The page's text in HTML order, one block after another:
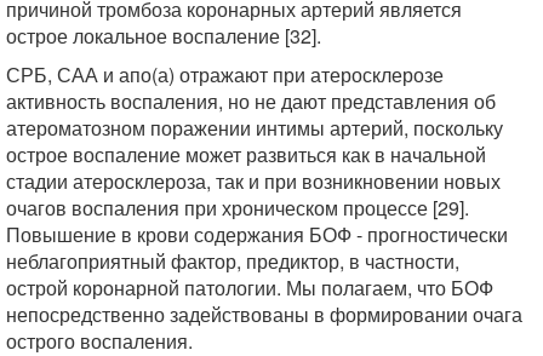
причиной тромбоза коронарных артерий является
острое локальное воспаление [32].
СРБ, САА и апо(а) отражают при атеросклерозе
активность воспаления, но не дают представления об
атероматозном поражении интимы артерий, поскольку
острое воспаление может развиться как в начальной
стадии атеросклероза, так и при возникновении новых
очагов воспаления при хроническом процессе [29].
Повышение в крови содержания БОФ - прогностически
неблагоприятный фактор, предиктор, в частности,
острой коронарной патологии. Мы полагаем, что БОФ
непосредственно задействованы в формировании очага
острого воспаления.